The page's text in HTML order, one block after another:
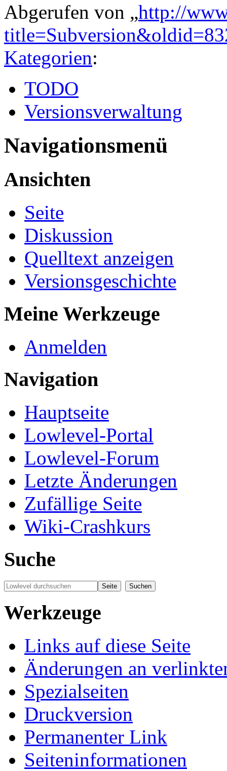
Abgerufen von „http://
Kategorien:
TODO
Versionsverwaltung
Navigationsmenü
Ansichten
Seite
Diskussion
Quelltext anzeigen
Versionsgeschichte
Meine Werkzeuge
Anmelden
Navigation
Hauptseite
Lowlevel-Portal
Lowlevel-Forum
Letzte Änderungen
Zufällige Seite
Wiki-Crashkurs
Suche
Werkzeuge
Links auf diese Seite
Änderungen an
Spezialseiten
Druckversion
Permanenter Link
Seiten­informationen